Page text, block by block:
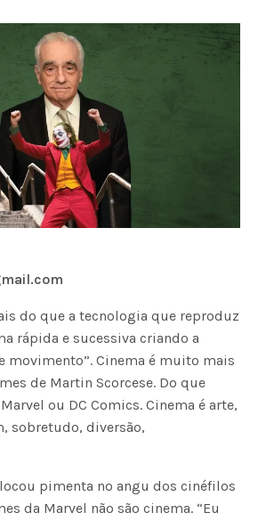
do que a tecnologia que reproduz
rápida e sucessiva criando a
movimento”. Cinema é muito mais
de Martin Scorcese. Do que
ou DC Comics. Cinema é arte,
sobretudo, diversão,
pimenta no angu dos cinéfilos
da Marvel não são cinema. “Eu